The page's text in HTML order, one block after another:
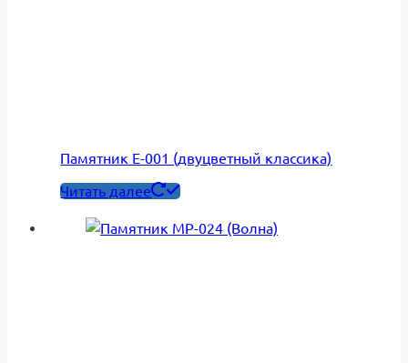
Памятник Е-001 (двуцветный классика)
Читать далее